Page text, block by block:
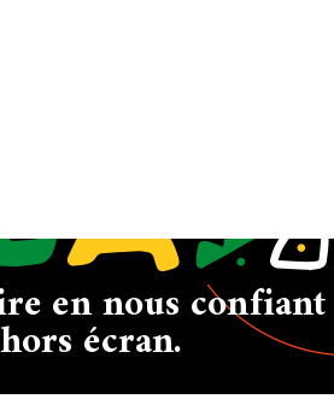
en nous confiant
écran.